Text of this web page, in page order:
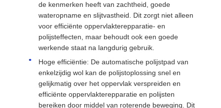
de kenmerken heeft van zachtheid, goede
wateropname en slijtvastheid. Dit zorgt niet alleen
voor efficiënte oppervlakterepparatie- en
polijsteffecten, maar behoudt ook een goede
werkende staat na langdurig gebruik.
Hoge efficiëntie: De automatische polijstpad van
enkelzijdig wol kan de polijstoplossing snel en
gelijkmatig over het oppervlak verspreiden en
efficiënte oppervlakterepparatie en polijsten
bereiken door middel van roterende beweging. Dit